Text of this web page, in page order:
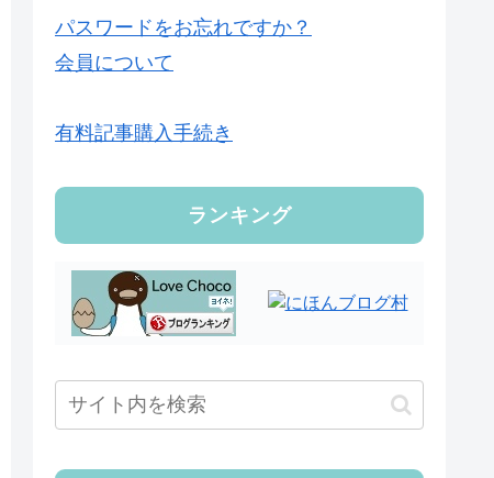
パスワードをお忘れですか？
会員について
有料記事購入手続き
ランキング